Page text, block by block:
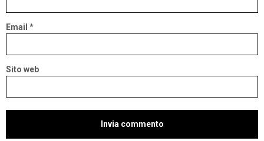
Email *
Sito web